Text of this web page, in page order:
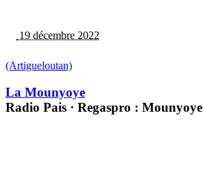
19 décembre 2022
(Artigueloutan)
La Mounyoye
Radio Pais · Regaspro : Mounyoye